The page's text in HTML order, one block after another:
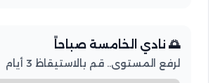
🌅 نادي الخامسة صباحاً
لرفع المستوى.. قم بالاستيقاظ 3 أيام